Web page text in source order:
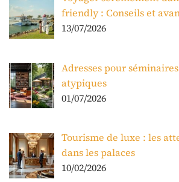
friendly : Conseils et
13/07/2026
Adresses pour
atypiques
01/07/2026
Tourisme de luxe : les
dans les palaces
10/02/2026